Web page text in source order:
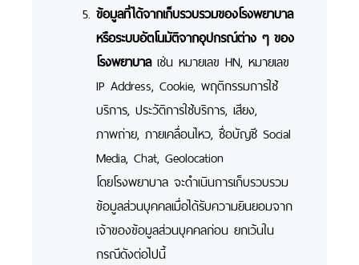
ข้อมูลที่ได้จากเก็บรวบรวมของโรงพยาบาล
หรือระบบอัตโนมัติจากอุปกรณ์ต่าง ๆ ของ
โรงพยาบาลเช่น หมายเลข HN, หมายเลข
IP Address, Cookie, พฤติกรรมการใช้
บริการ, ประวัติการใช้บริการ, เสียง,
ภาพถ่าย, ภายเคลื่อนไหว, ชื่อบัญชี Social
Media, Chat, Geolocation
โดยโรงพยาบาล จะดำเนินการเก็บรวบรวม
ข้อมูลส่วนบุคคลเมื่อได้รับความยินยอมจาก
เจ้าของข้อมูลส่วนบุคคลก่อน ยกเว้นใน
กรณีดังต่อไปนี้